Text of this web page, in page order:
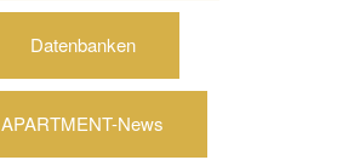
Datenbanken
APARTMENT-News